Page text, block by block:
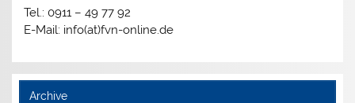
Tel.: 0911 – 49 77 92
E-Mail: info(at)fvn-online.de
Archive